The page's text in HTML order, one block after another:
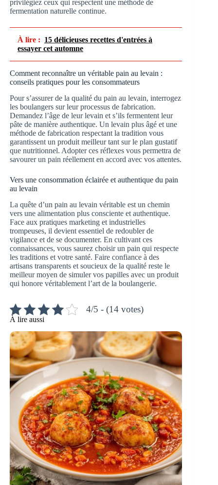
privilégiez ceux qui respectent une méthode de
fermentation naturelle continue.
À lire : 15 délicieuses recettes d'entrées à
essayer cet automne
Comment reconnaître un véritable pain au levain :
conseils pratiques pour les consommateurs
Pour s’assurer de la qualité du pain au levain, interrogez
les boulangers sur leur processus de fabrication.
Demandez l’âge de leur levain et s’ils fermentent leur
pâte de manière authentique. Un levain plus âgé et une
méthode de fabrication respectant la tradition vous
garantissent un produit meilleur tant sur le plan gustatif
que nutritionnel. Adopter ces réflexes vous permettra de
savourer un pain réellement en accord avec vos attentes.
Vers une consommation éclairée et authentique du pain
au levain
La quête d’un pain au levain véritable est un chemin
vers une alimentation plus consciente et authentique.
Face aux pratiques marketing et industrielles
trompeuses, il devient essentiel de redoubler de
vigilance et de se documenter. En cultivant ces
connaissances, vous saurez choisir un pain qui respecte
les traditions et votre santé. Faire confiance à des
artisans transparents et soucieux de la qualité reste le
meilleur moyen de simuler vos papilles avec un produit
qui honore véritablement l’art de la boulangerie.
4/5 - (14 votes)
À lire aussi